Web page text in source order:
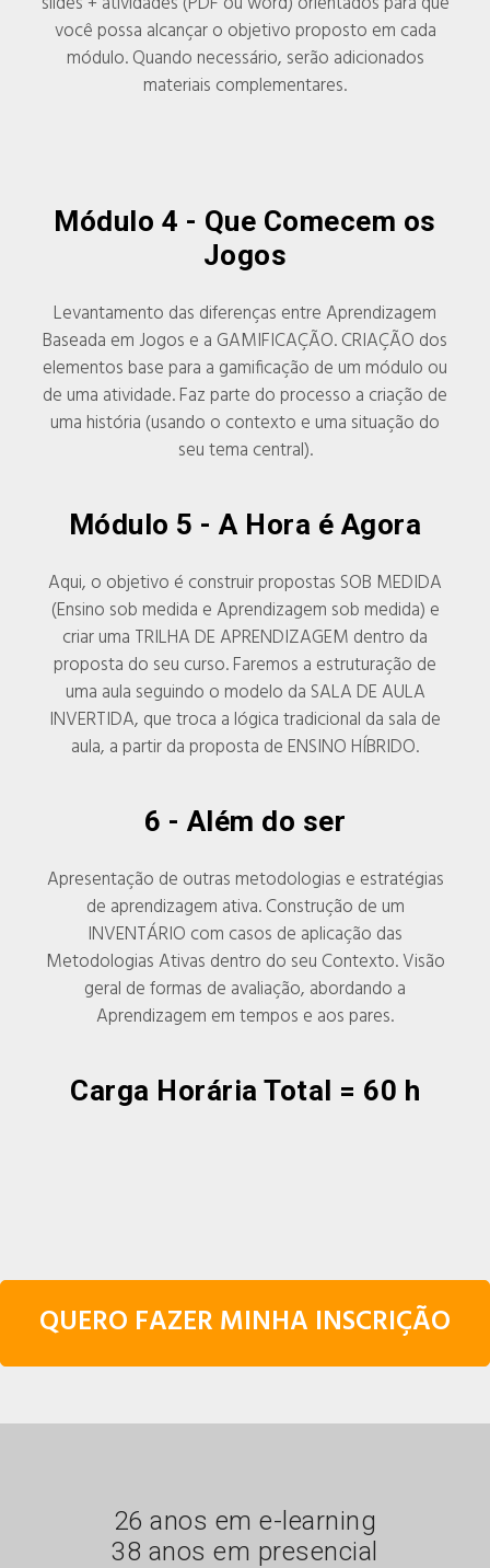
você possa alcançar o objetivo proposto em cada
módulo. Quando necessário, serão adicionados
materiais complementares.
Módulo 4 - Que Comecem os
Jogos
Levantamento das diferenças entre Aprendizagem
Baseada em Jogos e a GAMIFICAÇÃO. CRIAÇÃO dos
elementos base para a gamificação de um módulo ou
de uma atividade. Faz parte do processo a criação de
uma história (usando o contexto e uma situação do
seu tema central).
Módulo 5 -A Hora é Agora
Aqui, o objetivo é construir propostas SOB MEDIDA
(Ensino sob medida e Aprendizagem sob medida) e
criar uma TRILHA DE APRENDIZAGEM dentro da
proposta do seu curso. Faremos a estruturação de
uma aula seguindo o modelo da SALA DE AULA
INVERTIDA, que troca a lógica tradicional da sala de
aula, a partir da proposta de ENSINO HÍBRIDO.
6 - Além do ser
Apresentação de outras metodologias e estratégias
de aprendizagem ativa. Construção de um
INVENTÁRIO com casos de aplicação das
Metodologias Ativas dentro do seu Contexto. Visão
geral de formas de avaliação, abordando a
Aprendizagem em tempos e aos pares.
Carga Horária Total = 60 h
QUERO FAZER MINHA INSCRIÇÃO
26 anos em e-learning
38 anos em presencial